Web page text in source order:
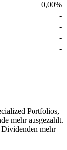
0,00%
-
-
-
-
Portfolios,
mehr ausgezahlt.
Dividenden mehr